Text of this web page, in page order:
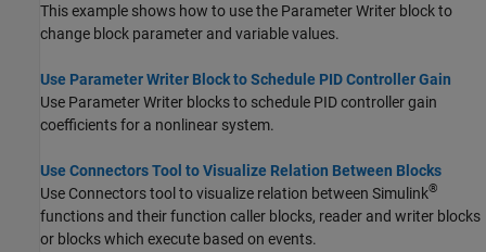
This example shows how to use the Parameter Writer block to
change block parameter and variable values.
Use Parameter Writer Block to Schedule PID Controller Gain
Use Parameter Writer blocks to schedule PID controller gain
coefficients for a nonlinear system.
Use Connectors Tool to Visualize Relation Between Blocks
Use Connectors tool to visualize relation between Simulink®
functions and their function caller blocks, reader and writer blocks
or blocks which execute based on events.